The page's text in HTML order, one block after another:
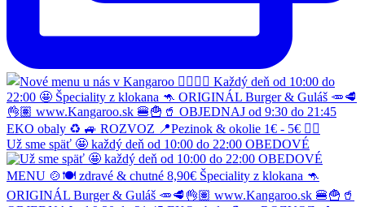
Už sme späť 🤩 každý deň od 10:00 do 22:00 OBEDOVÉ